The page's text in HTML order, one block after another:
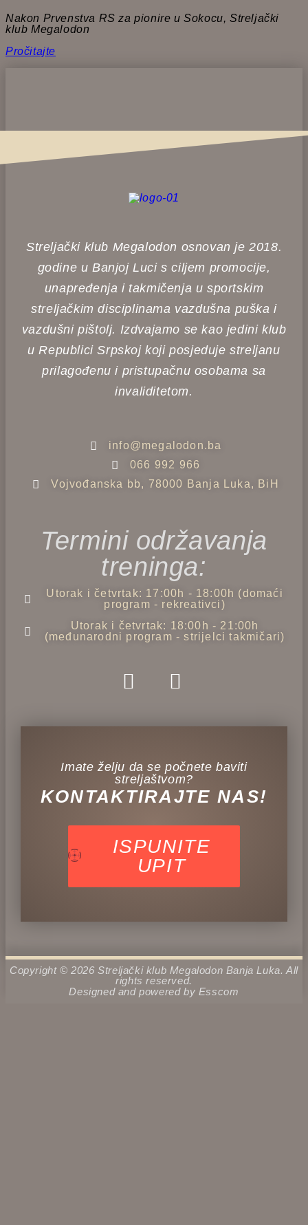
Nakon Prvenstva RS za pionire u Sokocu, Streljački
klub Megalodon
Pročitajte
Streljački klub Megalodon osnovan je 2018.
godine u Banjoj Luci s ciljem promocije,
unapređenja i takmičenja u sportskim
streljačkim disciplinama vazdušna puška i
vazdušni pištolj. Izdvajamo se kao jedini klub
u Republici Srpskoj koji posjeduje streljanu
prilagođenu i pristupačnu osobama sa
invaliditetom.
info@megalodon.ba
066 992 966
Vojvođanska bb, 78000 Banja Luka, BiH
Termini održavanja
treninga:
Utorak i četvrtak: 17:00h - 18:00h (domaći
program - rekreativci)
Utorak i četvrtak: 18:00h - 21:00h
(međunarodni program - strijelci takmičari)
Imate želju da se počnete baviti
streljaštvom?
KONTAKTIRAJTE NAS!
ISPUNITE
UPIT
Copyright © 2026 Streljački klub Megalodon Banja Luka. All
rights reserved.
Designed and powered by Esscom